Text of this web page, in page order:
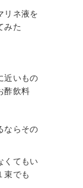
リネ液を
みた
近いもの
酢飲料
な らその
くてもい
束でも